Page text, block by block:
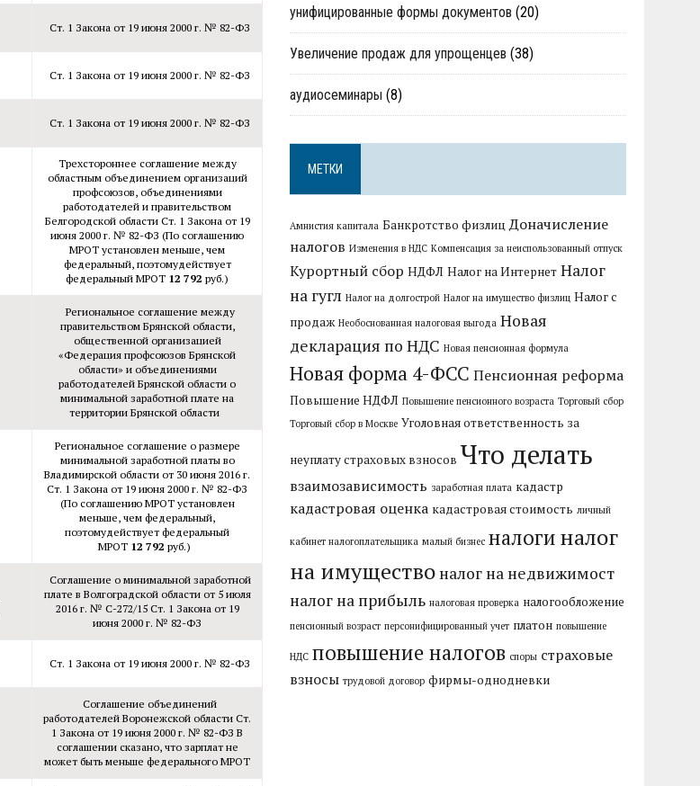
Ст. 1 Закона от 19 июня 2000 г. № 82-ФЗ
Ст. 1 Закона от 19 июня 2000 г. № 82-ФЗ
Ст. 1 Закона от 19 июня 2000 г. № 82-ФЗ
Трехстороннее соглашение между
областным объединением организаций
профсоюзов, объединениями
работодателей и правительством
Белгородской области Ст. 1 Закона от 19
июня 2000 г. № 82-ФЗ (По соглашению
МРОТ установлен меньше, чем
федеральный, поэтомудействует
федеральный МРОТ 12 792 руб.)
Региональное соглашение между
правительством Брянской области,
общественной организацией
«Федерация профсоюзов Брянской
области» и объединениями
работодателей Брянской области о
минимальной заработной плате на
территории Брянской области
Региональное соглашение о размере
минимальной заработной платы во
Владимирской области от 30 июня 2016 г.
Ст. 1 Закона от 19 июня 2000 г. № 82-ФЗ
(По соглашению МРОТ установлен
меньше, чем федеральный,
поэтомудействует федеральный
МРОТ 12 792 руб.)
Соглашение о минимальной заработной
плате в Волгоградской области от 5 июля
2016 г. № С-272/15 Ст. 1 Закона от 19
июня 2000 г. № 82-ФЗ
Ст. 1 Закона от 19 июня 2000 г. № 82-ФЗ
Соглашение объединений
работодателей Воронежской области Ст.
1 Закона от 19 июня 2000 г. № 82-ФЗ В
соглашении сказано, что зарплат не
может быть меньше федерального МРОТ
унифицированные формы документов (20)
Увеличение продаж для упрощенцев (38)
аудиосеминары (8)
МЕТКИ
Амнистия капитала Банкротство физлиц Доначисление
налогов Изменения в НДС Компенсация за неиспользованный отпуск
Курортный сбор НДФЛ Налог на Интернет Налог
на гугл Налог на долгострой Налог на имущество физлиц Налог с
продаж Необоснованная налоговая выгода Новая
декларация по НДС Новая пенсионная формула
Новая форма 4-ФСС Пенсионная реформа
Повышение НДФЛ Повышение пенсионного возраста Торговый сбор
Торговый сбор в Москве Уголовная ответственность за
неуплату страховых взносов Что делать
взаимозависимость заработная плата кадастр
кадастровая оценка кадастровая стоимость личный
кабинет налогоплательщика малый бизнес налоги налог
на имущество налог на недвижимост
налог на прибыль налоговая проверка налогообложение
пенсионный возраст персонифицированный учет платон повышение
НДС повышение налогов споры страховые
взносы трудовой договор фирмы-однодневки